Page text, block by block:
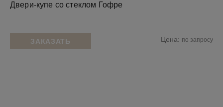
Двери-купе со стеклом Гофре
ЗАКАЗАТЬ Цена: по запросу